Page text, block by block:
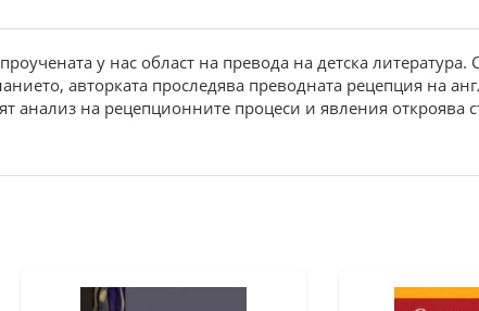
у нас област на превода на детска литература.
авторката проследява преводната рецепция на
анализ на рецепционните процеси и явления откроява